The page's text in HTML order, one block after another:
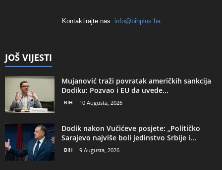
Kontaktirajte nas: info@bihplus.ba
JOŠ VIJESTI
Mujanović traži povratak američkih sankcija
Dodiku: Pozvao i EU da uvede...
BIH 10 Augusta, 2026
Dodik nakon Vučićeve posjete: „Političko
Sarajevo najviše boli jedinstvo Srbije i...
BIH 9 Augusta, 2026